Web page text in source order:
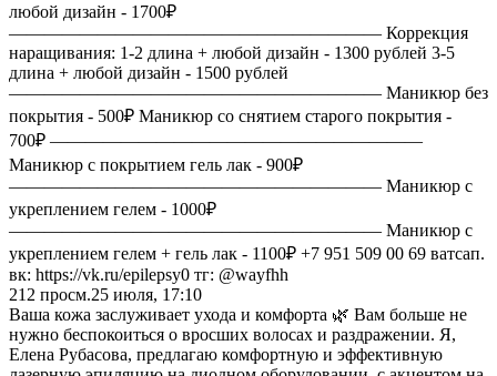
любой дизайн - 1700₽
————————————————————— Коррекция
наращивания: 1-2 длина + любой дизайн - 1300 рублей 3-5
длина + любой дизайн - 1500 рублей
————————————————————— Маникюр без
покрытия - 500₽ Маникюр со снятием старого покрытия -
700₽ —————————————————————
Маникюр с покрытием гель лак - 900₽
————————————————————— Маникюр с
укреплением гелем - 1000₽
————————————————————— Маникюр с
укреплением гелем + гель лак - 1100₽ +7 951 509 00 69 ватсап.
вк: https://vk.ru/epilepsy0 тг: @wayfhh
212 просм.25 июля, 17:10
Ваша кожа заслуживает ухода и комфорта 🌿 Вам больше не
нужно беспокоиться о вросших волосах и раздражении. Я,
Елена Рубасова, предлагаю комфортную и эффективную